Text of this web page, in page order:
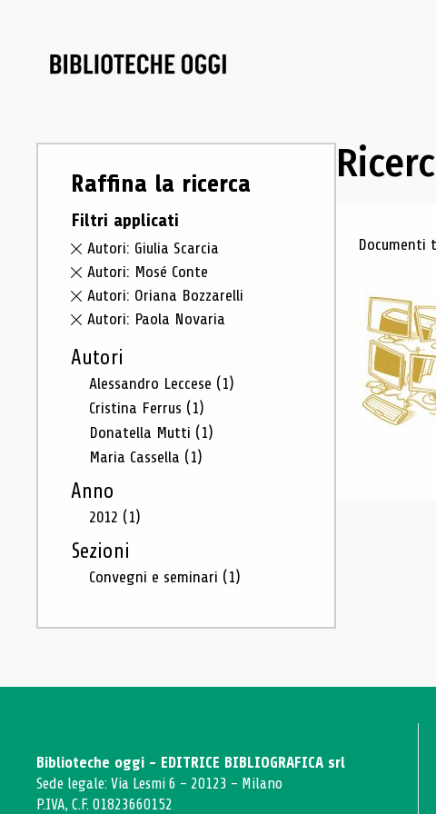
Raffina la ricerca
Filtri applicati
Autori: Giulia Scarcia
Autori: Mosé Conte
Autori: Oriana Bozzarelli
Autori: Paola Novaria
Autori
Alessandro Leccese (1)
Cristina Ferrus (1)
Donatella Mutti (1)
Maria Cassella (1)
Anno
2012 (1)
Sezioni
Convegni e seminari (1)
Documenti
Biblioteche oggi - EDITRICE BIBLIOGRAFICA srl
Sede legale: Via Lesmi 6 - 20123 - Milano
P.IVA, C.F. 01823660152